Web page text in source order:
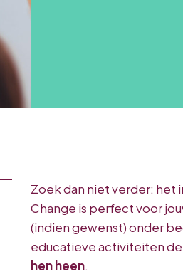
Zoek dan niet verder: het
Change is perfect voor
(indien gewenst) onder
educatieve activiteiten
hen heen.